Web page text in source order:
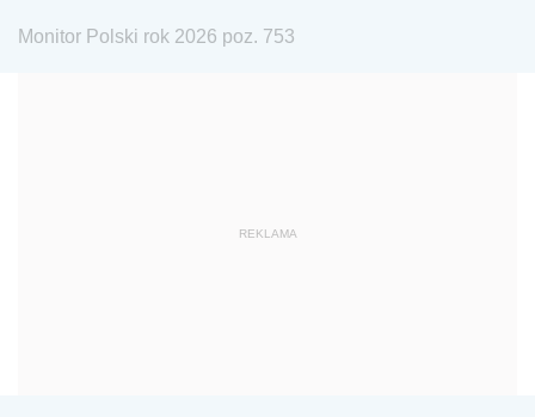
1975 1974
1959
Monitor Polski rok 2026 poz. 753
REKLAMA